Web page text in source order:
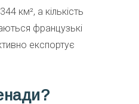
км², а кількість
французькі
експортує